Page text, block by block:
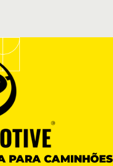
PARA CAMINHÕES